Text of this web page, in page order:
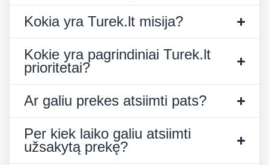
Kokia yra Turek.lt misija?
Kokie yra pagrindiniai Turek.lt
prioritetai?
Ar galiu prekes atsiimti pats?
Per kiek laiko galiu atsiimti
užsakytą prekę?